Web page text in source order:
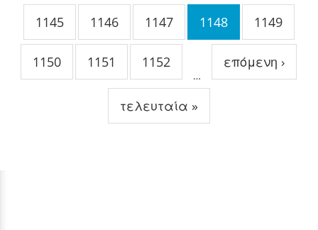
1145 1146 1147 1148 1149
1150 1151 1152
…
επόμενη ›
τελευταία »